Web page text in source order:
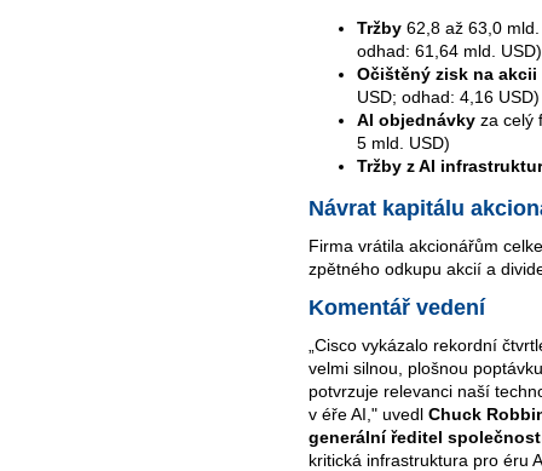
Tržby 62,8 až 63,0
odhad: 61,64 mld. USD)
Očištěný zisk na akcii
USD; odhad: 4,16 USD)
AI objednávky za celý
5 mld. USD)
Tržby z AI
Návrat kapitálu
Firma vrátila akcionářům
zpětného odkupu akcií a
Komentář vedení
„Cisco vykázalo rekordní
velmi silnou, plošnou
potvrzuje relevanci naší
v éře AI," uvedl Chuck
generální ředitel
kritická infrastruktura pro éru